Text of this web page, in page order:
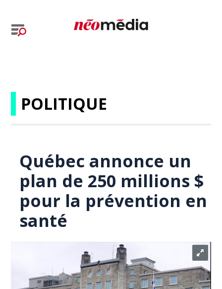
POLITIQUE
Québec annonce un
plan de 250 millions $
pour la prévention en
santé